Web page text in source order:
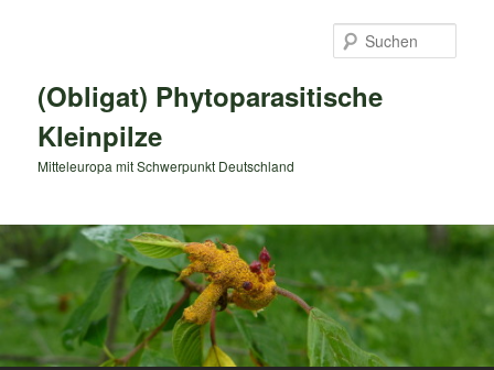
(Obligat) Phytoparasitische
Kleinpilze
Mitteleuropa mit Schwerpunkt Deutschland